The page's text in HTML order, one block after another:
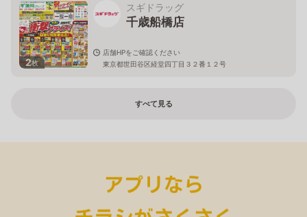
2枚
スギドラッグ
千歳船橋店
店舗HPをご確認ください
東京都世田谷区経堂四丁目３２番１２号
すべて見る